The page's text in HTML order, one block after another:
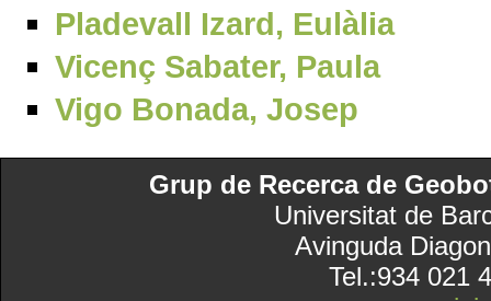
Pladevall Izard, Eulàlia
Vicenç Sabater, Paula
Vigo Bonada, Josep
Grup de Recerca de
Universitat de
Avinguda
Tel.:934 021